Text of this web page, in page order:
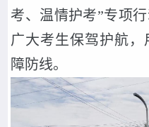
考、温情护考”专项
广大考生保驾护航
障防线。